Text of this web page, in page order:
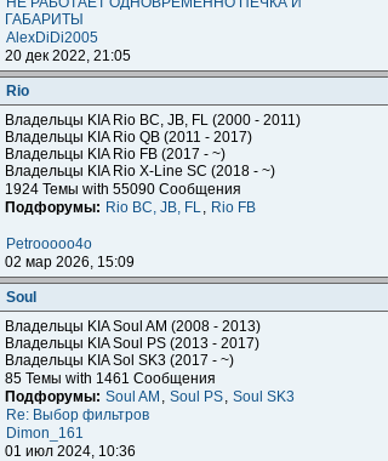
ГАБАРИТЫ
AlexDiDi2005
20 дек 2022, 21:05
Rio
Владельцы KIA Rio BC, JB, FL (2000 - 2011)
Владельцы KIA Rio QB (2011 - 2017)
Владельцы KIA Rio FB (2017 - ~)
Владельцы KIA Rio X-Line SC (2018 - ~)
1924 Темы with 55090 Сообщения
Подфорумы: Rio BC, JB, FL, Rio FB
Petrooooo4o
02 мар 2026, 15:09
Soul
Владельцы KIA Soul AM (2008 - 2013)
Владельцы KIA Soul PS (2013 - 2017)
Владельцы KIA Sol SK3 (2017 - ~)
85 Темы with 1461 Сообщения
Подфорумы: Soul AM , Soul PS, Soul SK3
Re: Выбор фильтров
Dimon_161
01 июл 2024, 10:36